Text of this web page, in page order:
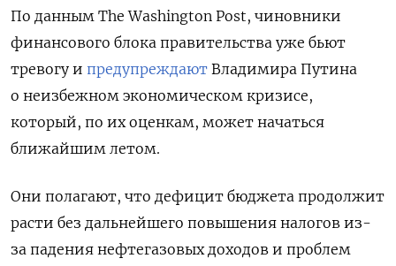
По данным The Washington Post, чиновники
финансового блока правительства уже бьют
тревогу и предупреждают Владимира Путина
о неизбежном экономическом кризисе,
который, по их оценкам, может начаться
ближайшим летом.
Они полагают, что дефицит бюджета продолжит
расти без дальнейшего повышения налогов из-
за падения нефтегазовых доходов и проблем